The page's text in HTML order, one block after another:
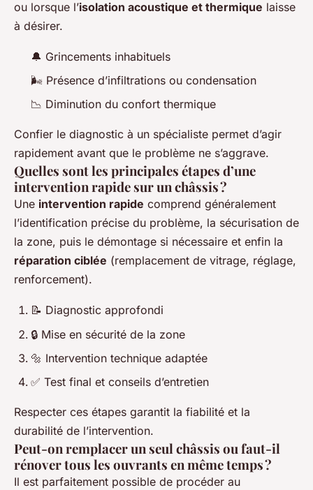
ou lorsque l’isolation acoustique et thermique laisse
à désirer.
🔔 Grincements inhabituels
🌬 Présence d’infiltrations ou condensation
📉 Diminution du confort thermique
Confier le diagnostic à un spécialiste permet d’agir
rapidement avant que le problème ne s’aggrave.
Quelles sont les principales étapes d’une
intervention rapide sur un châssis ?
Une intervention rapide comprend généralement
l’identification précise du problème, la sécurisation de
la zone, puis le démontage si nécessaire et enfin la
réparation ciblée (remplacement de vitrage, réglage,
renforcement).
📝 Diagnostic approfondi
🔒 Mise en sécurité de la zone
🔩 Intervention technique adaptée
✅ Test final et conseils d’entretien
Respecter ces étapes garantit la fiabilité et la
durabilité de l’intervention.
Peut-on remplacer un seul châssis ou faut-il
rénover tous les ouvrants en même temps ?
Il est parfaitement possible de procéder au